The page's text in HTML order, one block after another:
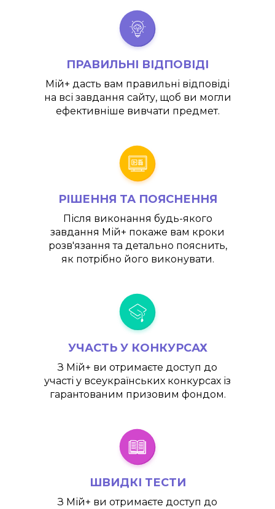
ПРАВИЛЬНІ ВІДПОВІДІ
Мій+ дасть вам правильні відповіді
на всі завдання сайту, щоб ви могли
ефективніше вивчати предмет.
РІШЕННЯ ТА ПОЯСНЕННЯ
Після виконання будь-якого
завдання Мій+ покаже вам кроки
розв'язання та детально пояснить,
як потрібно його виконувати.
УЧАСТЬ У КОНКУРСАХ
З Мій+ ви отримаєте доступ до
участі у всеукраїнських конкурсах із
гарантованим призовим фондом.
ШВИДКІ ТЕСТИ
З Мій+ ви отримаєте доступ до